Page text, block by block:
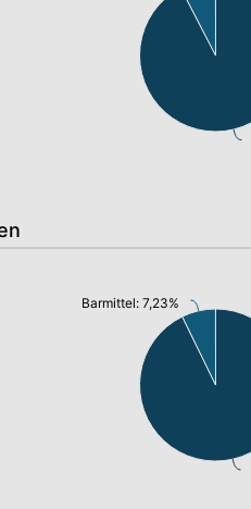
Barmittel: 7,23%